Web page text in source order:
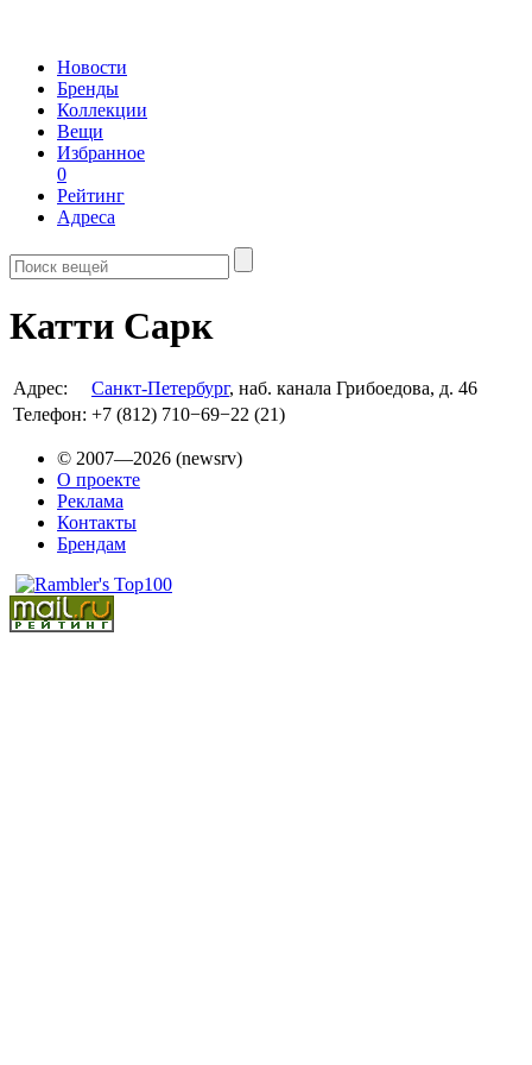
Новости
Бренды
Коллекции
Вещи
Избранное
0
Рейтинг
Адреса
Катти Сарк
Адрес: Санкт-Петербург, наб. канала Грибоедова, д. 46
Телефон: +7 (812) 710−69−22 (21)
© 2007—2026 (newsrv)
О проекте
Реклама
Контакты
Брендам